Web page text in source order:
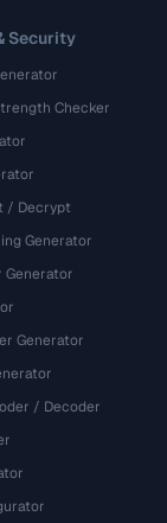
Security
Checker
/ Decrypt
Generator
Generator
Generator
/ Decoder